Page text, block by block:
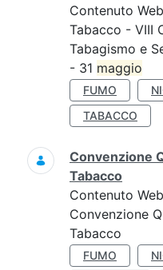
Contenuto Web
Tabacco - VIII
Tabagismo e
- 31 maggio
FUMO
TABACCO
Convenzione
Tabacco
Contenuto Web
Convenzione
Tabacco
FUMO